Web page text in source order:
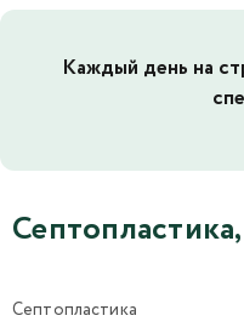
Каждый день на
Септопластика